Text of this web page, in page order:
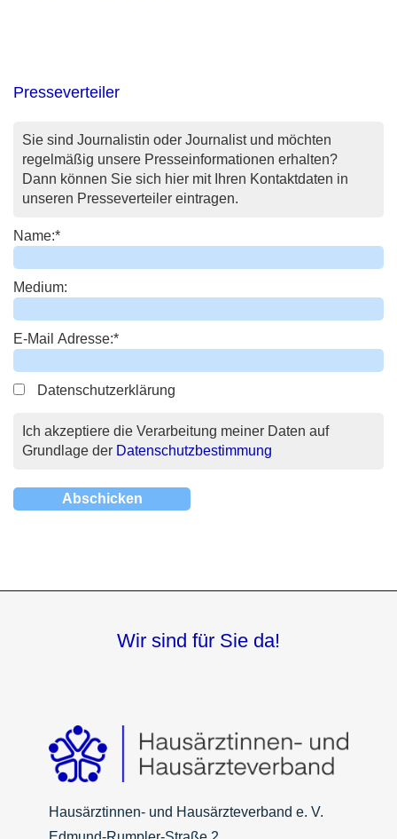
Presseverteiler
Sie sind Journalistin oder Journalist und möchten
regelmäßig unsere Presseinformationen erhalten?
Dann können Sie sich hier mit Ihren Kontaktdaten in
unseren Presseverteiler eintragen.
Name:*
Medium:
E-Mail Adresse:*
Datenschutzerklärung
Ich akzeptiere die Verarbeitung meiner Daten auf
Grundlage der Datenschutzbestimmung
Wir sind für Sie da!
Hausärztinnen- und Hausärzteverband e. V.